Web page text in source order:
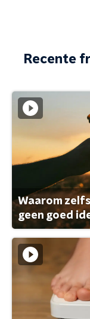
Recente
Waarom
geen goed